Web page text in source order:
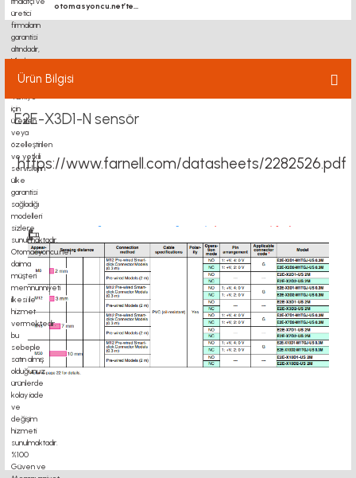
otomasyoncu.net’te...
Ürün Bilgisi
E2E-X3D1-N sensör
https://www.farnell.com/datasheets/2282526.pdf
motor kaplin fiyatları, sigma profil, 3d yazıcı, kremayer dişli, 45x45 sigma profil,
delta haberleşme kablosu, delta plc fiyat, konveyör bant, kramiyer dişli, mantar
stop, otomatik yağlama sistemleri, rulolu konveyör fiyatları, 12v 50a güç kaynağı,
2kw servo motor, 20x20 sigma profil, 20x20 sigma profil somunu, 22 5 180